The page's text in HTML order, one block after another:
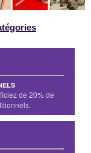
de 20% de